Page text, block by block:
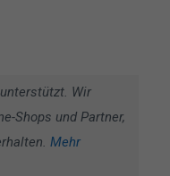
Wir
Shops und Partner,
Mehr